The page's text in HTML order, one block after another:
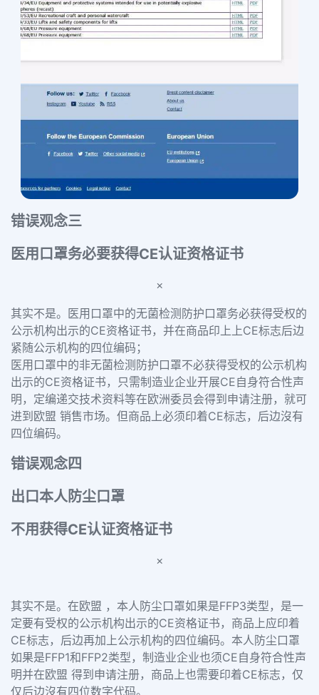
错误观念三
医用口罩务必要获得CE认证资格证书
×
其实不是。 医用口罩中的无菌检测防护口罩务必获得受权的
公示机构出示的CE资格证书，并在商品印上上CE标志后边
紧随公示机构的四位编码；
医用口罩中的非无菌检测防护口罩不必获得受权的公示机构
出示的CE资格证书，只需制造业企业开展CE自身符合性声
明，定编递交技术资料等在欧洲委员会得到申请注册，就可
进到欧盟 销售市场。但商品上必须印着CE标志，后边沒有
四位编码。
错误观念四
出口本人防尘口罩
不用获得CE认证资格证书
×
其实不是。 在欧盟 ，本人防尘口罩如果是FFP3类型，是一
定要有受权的公示机构出示的CE资格证书，商品上应印着
CE标志，后边再加上公示机构的四位编码。本人防尘口罩
如果是FFP1和FFP2类型，制造业企业也须CE自身符合性声
明并在欧盟 得到申请注册，商品上也需要印着CE标志，仅
仅后边沒有四位数字代码。